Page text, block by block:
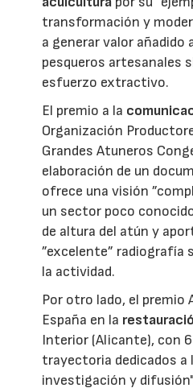
transformación y
a generar valor añadido
pesqueros artesanales
esfuerzo extractivo.
El premio a la
Organización
Grandes Atuneros
elaboración de un
ofrece una visión
un sector poco
de altura del atún y
”excelente” radiografía
la actividad.
Por otro lado, el premio
España en la
Interior (Alicante), con
trayectoria dedicados a
investigación y